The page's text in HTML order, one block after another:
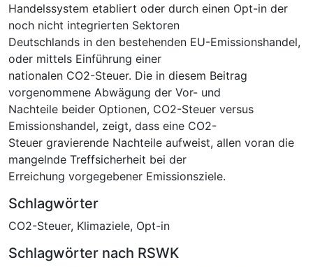
Handelssystem etabliert oder durch einen Opt-in der
noch nicht integrierten Sektoren
Deutschlands in den bestehenden EU-Emissionshandel,
oder mittels Einführung einer
nationalen CO2-Steuer. Die in diesem Beitrag
vorgenommene Abwägung der Vor- und
Nachteile beider Optionen, CO2-Steuer versus
Emissionshandel, zeigt, dass eine CO2-
Steuer gravierende Nachteile aufweist, allen voran die
mangelnde Treffsicherheit bei der
Erreichung vorgegebener Emissionsziele.
Schlagwörter
CO2-Steuer, Klimaziele, Opt-in
Schlagwörter nach RSWK